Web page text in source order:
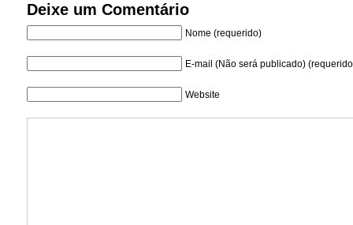
Deixe um Comentário
Nome (requerido)
E-mail (Não será publicado)
Website